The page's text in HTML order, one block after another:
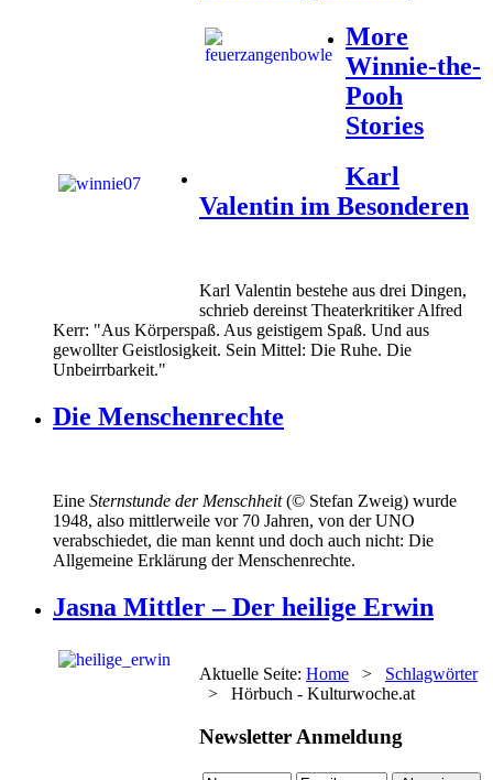
More
Winnie-the-
Pooh
Stories
Karl
Valentin im Besonderen
Karl Valentin bestehe aus drei Dingen,
schrieb dereinst Theaterkritiker Alfred
Kerr: "Aus Körperspaß. Aus geistigem Spaß. Und aus
gewollter Geistlosigkeit. Sein Mittel: Die Ruhe. Die
Unbeirrbarkeit."
Die Menschenrechte
Eine Sternstunde der Menschheit(© Stefan Zweig) wurde
1948, also mittlerweile vor 70 Jahren, von der UNO
verabschiedet, die man kennt und doch auch nicht: Die
Allgemeine Erklärung der Menschenrechte.
Jasna Mittler – Der heilige Erwin
Aktuelle Seite: Home > Schlagwörter
> Hörbuch - Kulturwoche.at
Newsletter Anmeldung